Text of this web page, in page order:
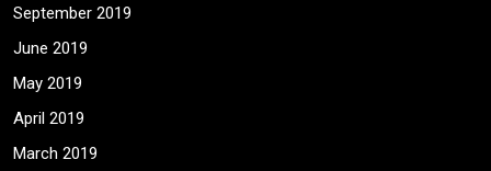
September 2019
June 2019
May 2019
April 2019
March 2019